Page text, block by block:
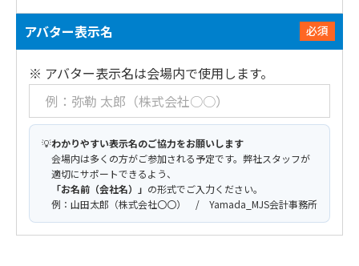
必須
アバター表示名
※ アバター表示名は会場内で使用します。
💡わかりやすい表示名のご協力をお願いします
会場内は多くの方がご参加される予定です。弊社スタッフが
適切にサポートできるよう、
「お名前（会社名）」 の形式でご入力ください。
例：山田太郎（株式会社〇〇） / Yamada_MJS会計事務所